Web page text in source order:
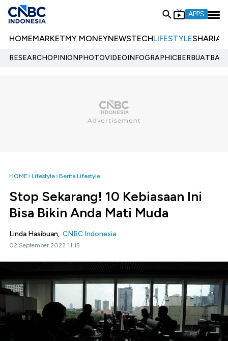
APPS
HOMEMARKETMY MONEYNEWSTECHLIFESTYLESHARIA
RESEARCHOPINIONPHOTOVIDEOINFOGRAPHIC
HOME Lifestyle Berita Lifestyle
Stop Sekarang! 10 Kebiasaan Ini
Bisa Bikin Anda Mati Muda
Linda Hasibuan, CNBC Indonesia
02 September 2022 11:15